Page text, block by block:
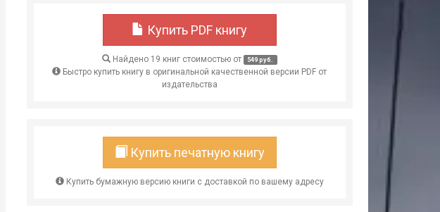
Купить PDF книгу
Найдено 19 книг стоимостью от 549 руб.
Быстро купить книгу в оригинальной качественной версии PDF от
издательства
Купить печатную книгу
Купить бумажную версию книги с доставкой по вашему адресу